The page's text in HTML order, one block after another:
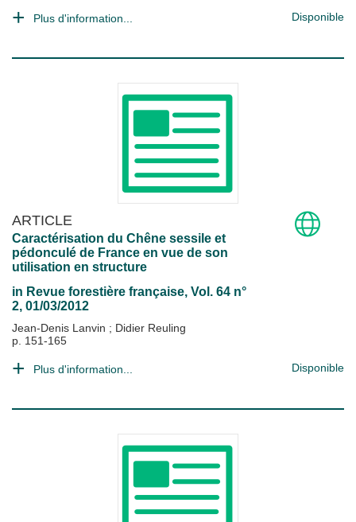
Plus d'information... Disponible
ARTICLE
Caractérisation du Chêne sessile et
pédonculé de France en vue de son
utilisation en structure
in Revue forestière française, Vol. 64 n°
2, 01/03/2012
Jean-Denis Lanvin ; Didier Reuling
p. 151-165
Plus d'information... Disponible